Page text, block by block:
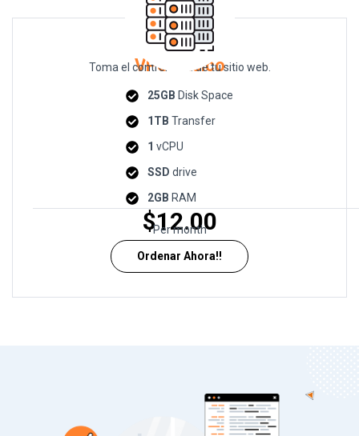
VPS básico
Toma el control total de tu sitio web.
25GB Disk Space
1TB Transfer
1 vCPU
SSD drive
2GB RAM
$12.00
Per month
Ordenar Ahora!!